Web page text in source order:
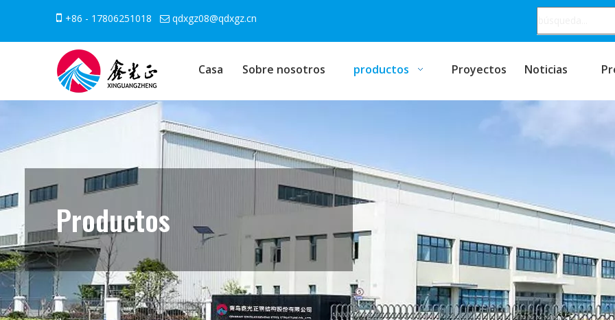
 +86 - 17806251018  qdxgz08@qdxgz.cn
Casa Sobre nosotros productos Proyectos Noticias
Productos